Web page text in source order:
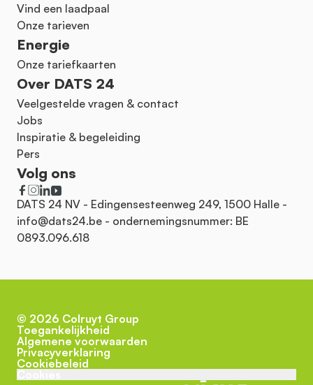
Vind een laadpaal
Onze tarieven
Energie
Onze tariefkaarten
Over DATS 24
Veelgestelde vragen & contact
Jobs
Inspiratie & begeleiding
Pers
Volg ons
DATS 24 NV - Edingensesteenweg 249, 1500 Halle -
info@dats24.be - ondernemingsnummer: BE
0893.096.618
© 2026 Colruyt Group
Toegankelijkheid
Algemene voorwaarden
Privacyverklaring
Cookiebeleid